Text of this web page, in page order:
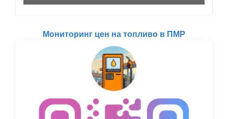
Мониторинг цен на топливо в ПМР